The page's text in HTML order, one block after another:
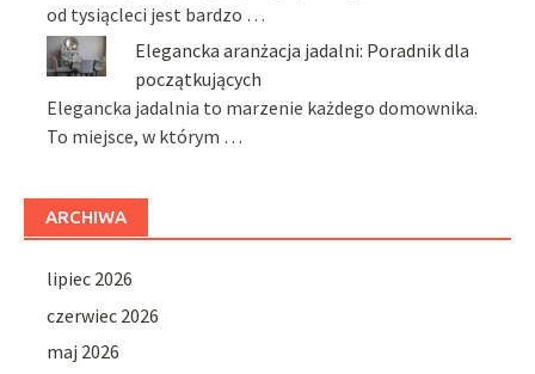
od tysiącleci jest bardzo …
Elegancka aranżacja jadalni: Poradnik dla
początkujących
Elegancka jadalnia to marzenie każdego domownika.
To miejsce, w którym …
ARCHIWA
lipiec 2026
czerwiec 2026
maj 2026